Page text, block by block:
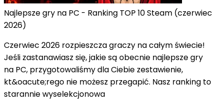
Najlepsze gry na PC - Ranking TOP 10 Steam (czerwiec
2026)
Czerwiec 2026 rozpieszcza graczy na całym świecie!
Jeśli zastanawiasz się, jakie są obecnie najlepsze gry
na PC, przygotowaliśmy dla Ciebie zestawienie,
kt&oacute;rego nie możesz przegapić. Nasz ranking to
starannie wyselekcjonowa